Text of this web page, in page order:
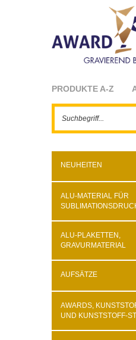
PRODUKTE A-Z
NEUHEITEN
ALU-MATERIAL FÜR
ALU-PLAKETTEN,
GRAVURMATERIAL
AUFSÄTZE
AWARDS,
UND KUNSTSTOFF-